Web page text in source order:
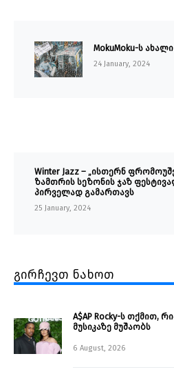
MokuMoku-ს
24 January, 2024
Winter Jazz – „ისთერნ
ზამთრის სეზონის ჯაზ
პირველად გამართავს
25 January, 2024
გირჩევთ ნახოთ
A$AP Rocky-ს თქმით,
მუსიკაზე მუშაობს
6 August, 2026